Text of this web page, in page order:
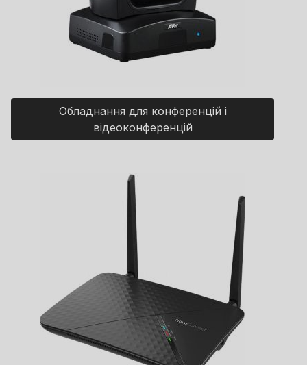
Обладнання для конференцій і
відеоконференцій